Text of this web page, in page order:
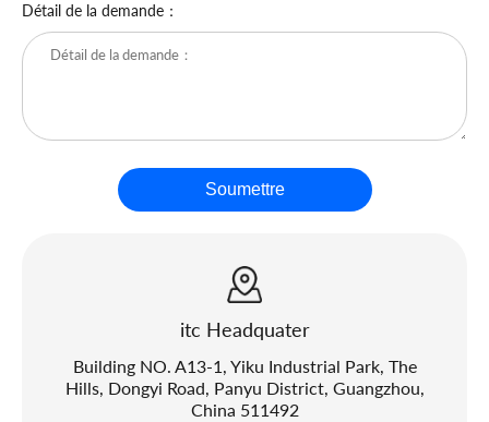
Détail de la demande：
Soumettre
itc Headquater
Building NO. A13-1, Yiku Industrial Park, The
Hills, Dongyi Road, Panyu District, Guangzhou,
China 511492